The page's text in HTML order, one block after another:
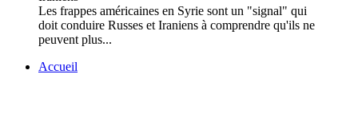
Les frappes américaines en Syrie sont un "signal" qui
doit conduire Russes et Iraniens à comprendre qu'ils ne
peuvent plus...
Accueil